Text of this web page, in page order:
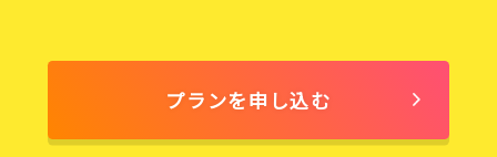
プランを申し込む